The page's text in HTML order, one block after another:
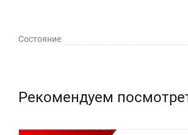
Состояние
Рекомендуем